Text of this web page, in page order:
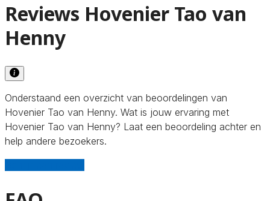
Reviews Hovenier Tao van
Henny
Onderstaand een overzicht van beoordelingen van
Hovenier Tao van Henny. Wat is jouw ervaring met
Hovenier Tao van Henny? Laat een beoordeling achter en
help andere bezoekers.